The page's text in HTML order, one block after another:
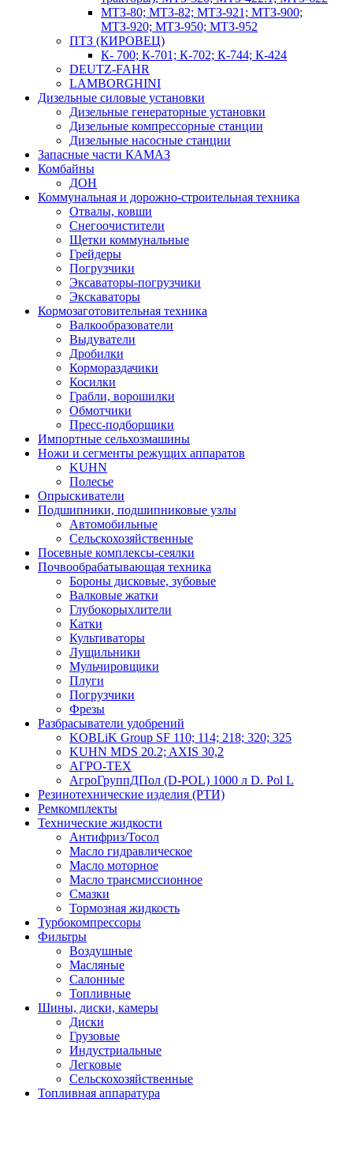
МТЗ-80; МТЗ-82; МТЗ-921; МТЗ-900;
МТЗ-920; МТЗ-950; МТЗ-952
ПТЗ (КИРОВЕЦ)
К- 700; К-701; К-702; К-744; К-424
DEUTZ-FAHR
LAMBORGHINI
Дизельные силовые установки
Дизельные генераторные установки
Дизельные компрессорные станции
Дизельные насосные станции
Запасные части КАМАЗ
Комбайны
ДОН
Коммунальная и дорожно-строительная техника
Отвалы, ковши
Снегоочистители
Щетки коммунальные
Грейдеры
Погрузчики
Эксаваторы-погрузчики
Экскаваторы
Кормозаготовительная техника
Валкообразователи
Выдуватели
Дробилки
Кормораздачики
Косилки
Грабли, ворошилки
Обмотчики
Пресс-подборщики
Импортные сельхозмашины
Ножи и сегменты режущих аппаратов
KUHN
Полесье
Опрыскиватели
Подшипники, подшипниковые узлы
Автомобильные
Сельскохозяйственные
Посевные комплексы-сеялки
Почвообрабатывающая техника
Бороны дисковые, зубовые
Валковые жатки
Глубокорыхлители
Катки
Культиваторы
Лущильники
Мульчировщики
Плуги
Погрузчики
Фрезы
Разбрасыватели удобрений
KOBLiK Group SF 110; 114; 218; 320; 325
KUHN MDS 20.2; AXIS 30,2
АГРО-ТЕХ
АгроГруппДПол (D-POL) 1000 л D. Pol L
Резинотехнические изделия (РТИ)
Ремкомплекты
Технические жидкости
Антифриз/Тосол
Масло гидравлическое
Масло моторное
Масло трансмиссионное
Смазки
Тормозная жидкость
Турбокомпрессоры
Фильтры
Воздушные
Масляные
Салонные
Топливные
Шины, диски, камеры
Диски
Грузовые
Индустриальные
Легковые
Сельскохозяйственные
Топливная аппаратура